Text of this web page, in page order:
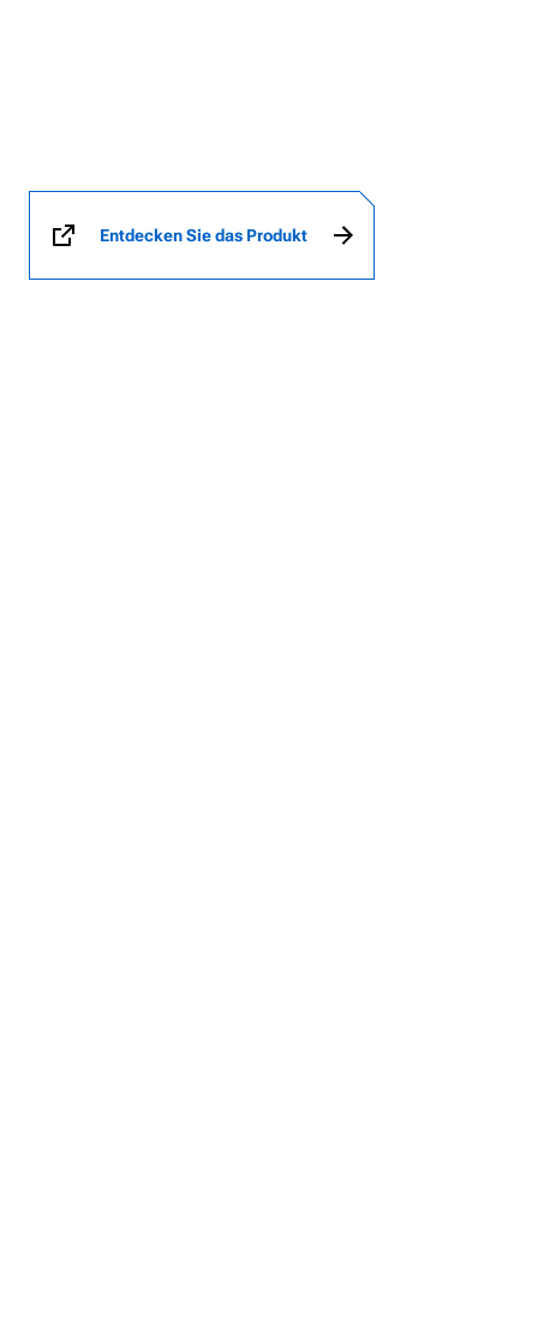
Entdecken Sie das Produkt